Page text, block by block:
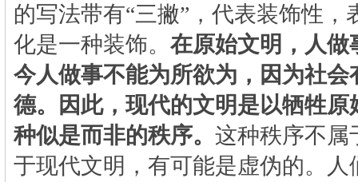
的写法带有“三撇”，代表装饰性，
化是一种装饰。 在原始文明，人做
今人做事不能为所欲为，因为社会
德。因此，现代的文明是以牺牲原
种似是而非的秩序。 这种秩序不属
于现代文明，有可能是虚伪的。人